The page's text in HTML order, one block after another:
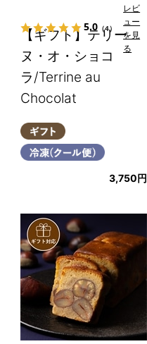
【ギフト】テリー
ヌ・オ・ショコ
ラ/Terrine au
Chocolat
5.0 （4）
レビ
ュー
を見
る
3,750円